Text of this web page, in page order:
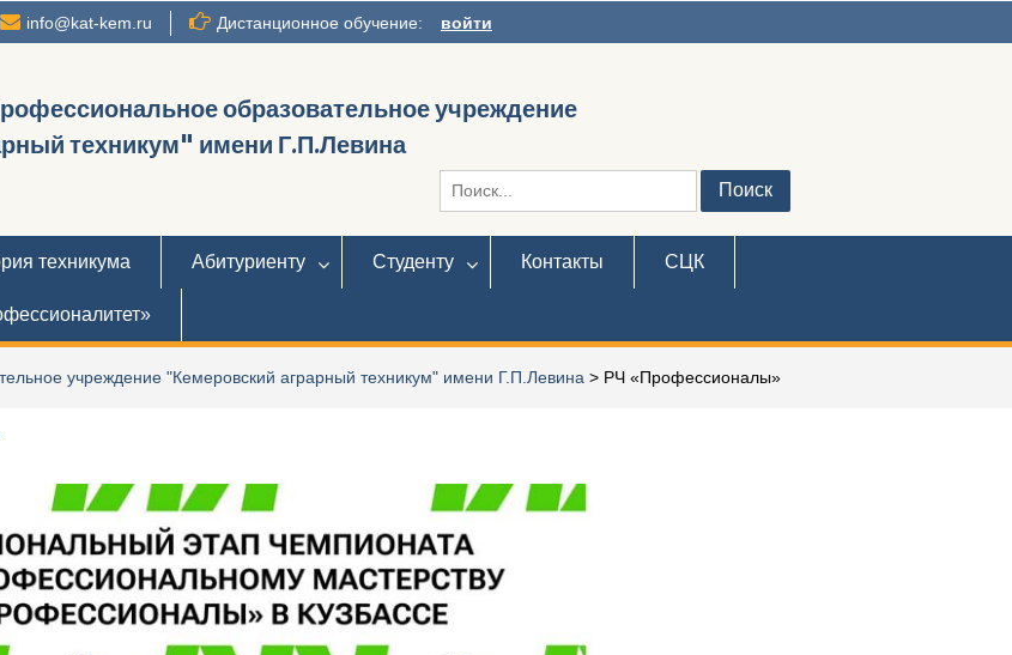
info@kat-kem.ru Дистанционное обучение: войти
образовательное учреждение
техникум" имени Г.П.Левина
Искать:
техникума Абитуриенту Студенту Контакты СЦК
учреждение "Кемеровский аграрный техникум" имени Г.П.Левина > РЧ «Профессионалы»